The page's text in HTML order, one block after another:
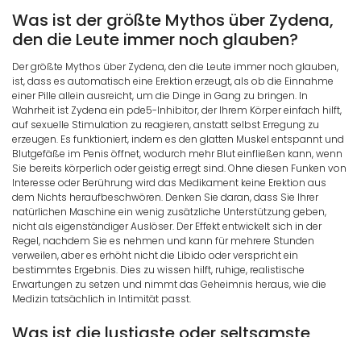
Was ist der größte Mythos über Zydena,
den die Leute immer noch glauben?
Der größte Mythos über Zydena, den die Leute immer noch glauben,
ist, dass es automatisch eine Erektion erzeugt, als ob die Einnahme
einer Pille allein ausreicht, um die Dinge in Gang zu bringen. In
Wahrheit ist Zydena ein pde5-Inhibitor, der Ihrem Körper einfach hilft,
auf sexuelle Stimulation zu reagieren, anstatt selbst Erregung zu
erzeugen. Es funktioniert, indem es den glatten Muskel entspannt und
Blutgefäße im Penis öffnet, wodurch mehr Blut einfließen kann, wenn
Sie bereits körperlich oder geistig erregt sind. Ohne diesen Funken von
Interesse oder Berührung wird das Medikament keine Erektion aus
dem Nichts heraufbeschwören. Denken Sie daran, dass Sie Ihrer
natürlichen Maschine ein wenig zusätzliche Unterstützung geben,
nicht als eigenständiger Auslöser. Der Effekt entwickelt sich in der
Regel, nachdem Sie es nehmen und kann für mehrere Stunden
verweilen, aber es erhöht nicht die Libido oder verspricht ein
bestimmtes Ergebnis. Dies zu wissen hilft, ruhige, realistische
Erwartungen zu setzen und nimmt das Geheimnis heraus, wie die
Medizin tatsächlich in Intimität passt.